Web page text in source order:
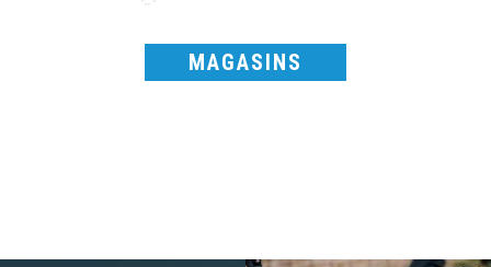
MAGASINS